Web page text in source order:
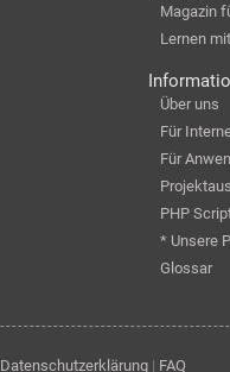
Magazin
Lernen
Über uns
Für
Für
PHP
* Unsere
Glossar
Datenschutzerklärung| FAQ